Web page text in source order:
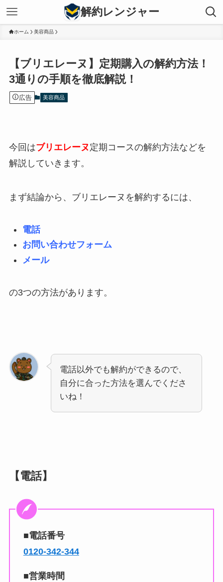
解約レンジャー
ホーム 美容商品
【ブリエレーヌ】定期購入の解約方法！
3通りの手順を徹底解説！
広告 美容商品
今回はブリエレーヌ 定期コースの解約方法などを
解説していきます。
まず結論から、ブリエレーヌを解約するには、
電話
お問い合わせフォーム
メール
の3つの方法があります。
電話以外でも解約ができるので、
自分に合った方法を選んでくださ
いね！
【電話】
■電話番号
0120-342-344
■営業時間